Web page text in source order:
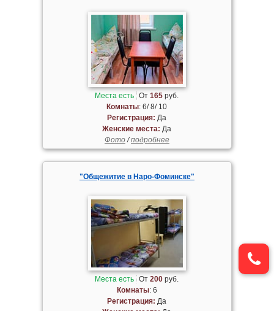
Места есть От165 руб.
Комнаты: 6/ 8/ 10
Регистрация: Да
Женские места: Да
Фото/подробнее
"Общежитие в Наро-Фоминске"
Места есть От200 руб.
Комнаты: 6
Регистрация: Да